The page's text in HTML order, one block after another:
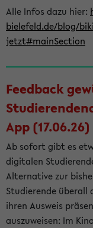
Alle Infos dazu hier:
bielefeld.de/blog/
jetzt#mainSection
Feedback
App (17.06.26)
Ab sofort gibt es
digitalen
Alternative zur
Studierende überall
ihren Ausweis
auszuweisen: Im